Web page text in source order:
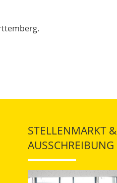
STELLENMARKT &
AUSSCHREIBUNG